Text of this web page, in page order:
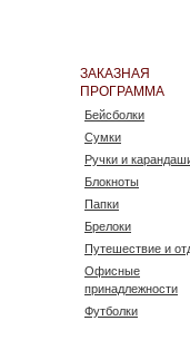
Промо сувениры
Зонты
принадлежности
ЗАКАЗНАЯ
ПРОГРАММА
Бейсболки
Сумки
Ручки и
Блокноты
Папки
Брелоки
Путешествие и
Офисные
принадлежности
Футболки